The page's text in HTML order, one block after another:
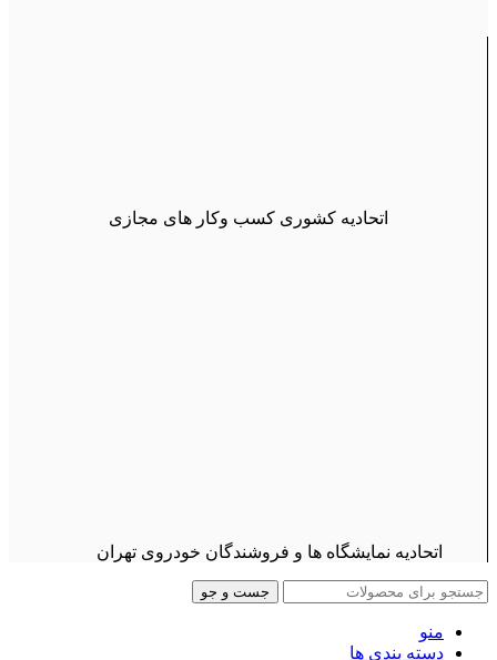
اتحادیه کشوری کسب وکار های مجازی
اتحادیه نمایشگاه ها و فروشندگان خودروی تهران
جست و جو
منو
دسته بندی ها